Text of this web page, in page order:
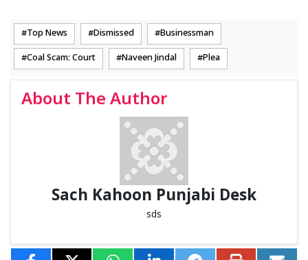
Top News Dismissed Businessman
Coal Scam: Court Naveen Jindal Plea
About The Author
Sach Kahoon Punjabi Desk
sds